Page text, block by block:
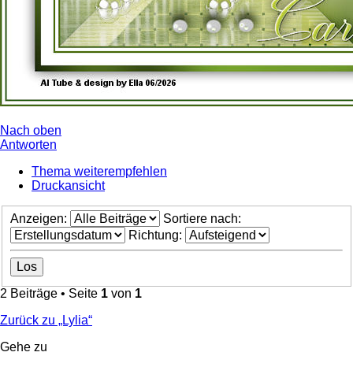
Nach oben
Antworten
Thema weiterempfehlen
Druckansicht
Anzeigen:
Sortiere nach:
Richtung:
2 Beiträge • Seite 1 von 1
Zurück zu „Lylia“
Gehe zu